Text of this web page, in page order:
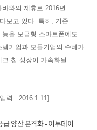
와의 제휴로 2016년
보고 있다. 특히, 기존
을 보급형 스마트폰에도
기업과 모듈기업의 수혜가
칩 성장이 가속화될
력 : 2016.1.11]
양산 본격화 - 이투데이